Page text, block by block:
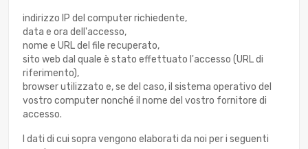
indirizzo IP del computer richiedente,
data e ora dell'accesso,
nome e URL del file recuperato,
sito web dal quale è stato effettuato l'accesso (URL di
riferimento),
browser utilizzato e, se del caso, il sistema operativo del
vostro computer nonché il nome del vostro fornitore di
accesso.
I dati di cui sopra vengono elaborati da noi per i seguenti